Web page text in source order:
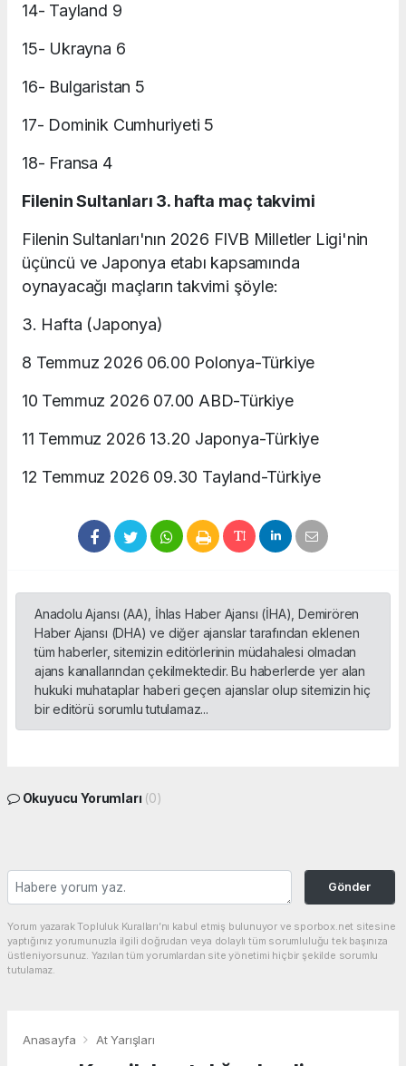
14- Tayland 9
15- Ukrayna 6
16- Bulgaristan 5
17- Dominik Cumhuriyeti 5
18- Fransa 4
Filenin Sultanları 3. hafta maç takvimi
Filenin Sultanları'nın 2026 FIVB Milletler Ligi'nin
üçüncü ve Japonya etabı kapsamında
oynayacağı maçların takvimi şöyle:
3. Hafta (Japonya)
8 Temmuz 2026 06.00 Polonya-Türkiye
10 Temmuz 2026 07.00 ABD-Türkiye
11 Temmuz 2026 13.20 Japonya-Türkiye
12 Temmuz 2026 09.30 Tayland-Türkiye
Anadolu Ajansı (AA), İhlas Haber Ajansı (İHA), Demirören
Haber Ajansı (DHA) ve diğer ajanslar tarafından eklenen
tüm haberler, sitemizin editörlerinin müdahalesi olmadan
ajans kanallarından çekilmektedir. Bu haberlerde yer alan
hukuki muhataplar haberi geçen ajanslar olup sitemizin hiç
bir editörü sorumlu tutulamaz...
Okuyucu Yorumları (0)
Gönder
Yorum yazarak Topluluk Kuralları’nı kabul etmiş bulunuyor ve sporbox.net sitesine
yaptığınız yorumunuzla ilgili doğrudan veya dolaylı tüm sorumluluğu tek başınıza
üstleniyorsunuz. Yazılan tüm yorumlardan site yönetimi hiçbir şekilde sorumlu
tutulamaz.
Anasayfa At Yarışları